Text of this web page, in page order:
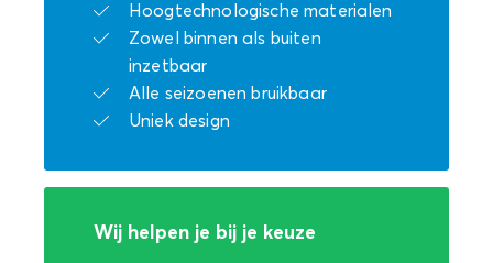
Hoogtechnologische materialen
Zowel binnen als buiten
inzetbaar
Alle seizoenen bruikbaar
Uniek design
Wij helpen je bij je keuze